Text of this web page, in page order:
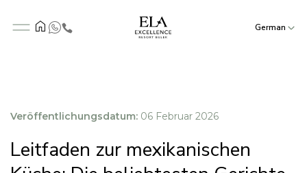
German
Veröffentlichungsdatum: 06 Februar 2026
Leitfaden zur mexikanischen